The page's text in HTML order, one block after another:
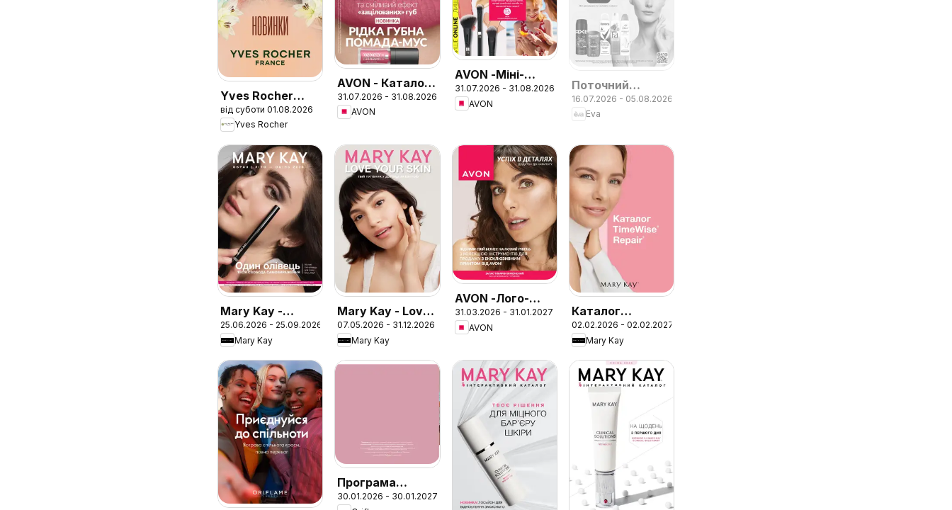
Yves Rocher
Поточний
каталог
від суботи 01.08.2026
Yves Rocher
AVON - Каталог
СЕРПЕНЬ 2026
31.07.2026 - 31.08.2026
AVON
AVON -Міні-
каталог
Серпень
31.07.2026 - 31.08.2026
AVON
Поточний
каталог
16.07.2026 - 05.08.2026
Eva
Mary Kay -
Брошура Образ
Літо-Осінь 2026
25.06.2026 - 25.09.2026
Mary Kay
Mary Kay - Love
your skin. Твій
путівник у
догляді за
07.05.2026 - 31.12.2026
Mary Kay
AVON -Лого-
флаер 2026
31.03.2026 - 31.01.2027
AVON
Каталог
системи
TimeWise
Repair® Volu-
Firm®
02.02.2026 - 02.02.2027
Mary Kay
Програма
винагороди для
30.01.2026 - 30.01.2027